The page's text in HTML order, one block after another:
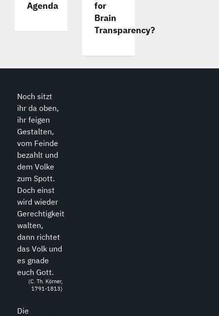
Agenda
for
Brain
Transparency?
Noch sitzt
ihr da oben,
ihr feigen
Gestalten,
vom Feinde
bezahlt und
dem Volke
zum Spott.
Doch einst
wird wieder
Gerechtigkeit
walten,
dann richtet
das Volk und
es gnade
euch Gott.
(C. Th. Körner,
1791-1813)
Die